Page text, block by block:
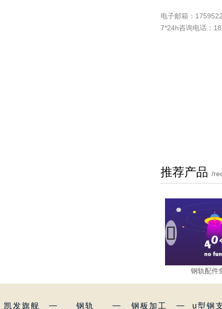
电子邮箱：
7*24h咨询电话：
推荐产品 /
钢轨配件

凯发旗舰 — 钢轨 — 钢板加工 — u型钢